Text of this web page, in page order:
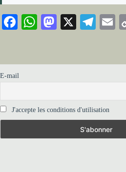
Fa
ok
W
A
M
do
X
Te
a
E
E-mail
J'accepte les conditions d'utilisation